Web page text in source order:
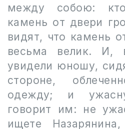
между собою:
камень от двери
видят, что камень
весьма велик. И,
увидели юношу,
стороне,
одежду; и
говорит им: не
ищете